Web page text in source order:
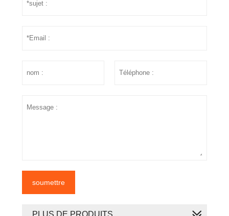
soumettre
PLUS DE PRODUITS